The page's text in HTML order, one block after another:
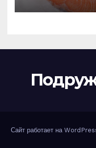
Сайт работает на